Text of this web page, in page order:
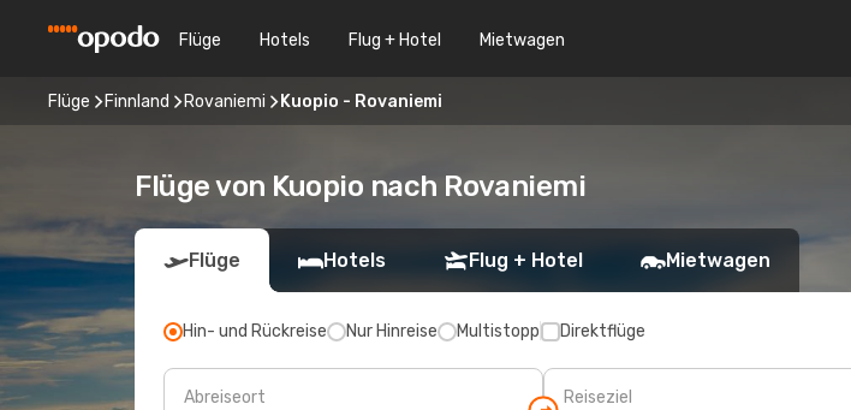
Flüge Hotels Flug + Hotel Mietwagen
Flüge Finnland Rovaniemi Kuopio - Rovaniemi
Flüge von Kuopio nach Rovaniemi
Flüge Hotels Flug + Hotel Mietwagen
Hin- und Rückreise Nur Hinreise Multistopp Direktflüge
Abreiseort Reiseziel